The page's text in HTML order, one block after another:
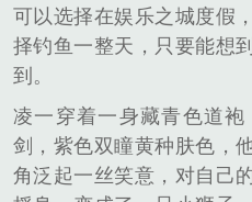
可以选择在娱乐之城度假
择钓鱼一整天，只要能想
到。
凌一穿着一身藏青色道
剑，紫色双瞳黄种肤色，
角泛起一丝笑意，对自己